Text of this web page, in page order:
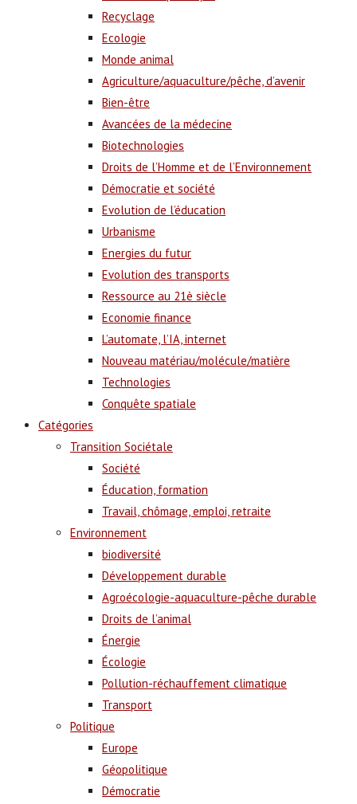
Recyclage
Ecologie
Monde animal
Agriculture/aquaculture/pêche, d’avenir
Bien-être
Avancées de la médecine
Biotechnologies
Droits de l’Homme et de l’Environnement
Démocratie et société
Evolution de l’éducation
Urbanisme
Energies du futur
Evolution des transports
Ressource au 21è siècle
Economie finance
L’automate, l’IA, internet
Nouveau matériau/molécule/matière
Technologies
Conquête spatiale
Catégories
Transition Sociétale
Société
Éducation, formation
Travail, chômage, emploi, retraite
Environnement
biodiversité
Développement durable
Agroécologie-aquaculture-pêche durable
Droits de l’animal
Énergie
Écologie
Pollution-réchauffement climatique
Transport
Politique
Europe
Géopolitique
Démocratie